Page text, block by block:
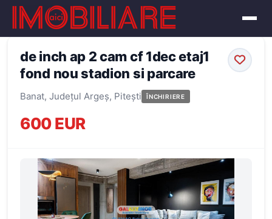
← Înapoi la oferte
de inch ap 2 cam cf 1dec etaj1
fond nou stadion si parcare
Banat, Județul Argeș, Pitești ÎNCHIRIERE
600 EUR